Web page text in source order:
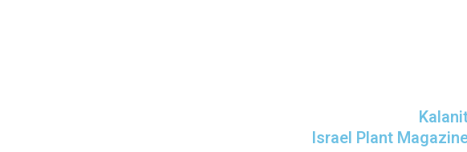
Israel Plant